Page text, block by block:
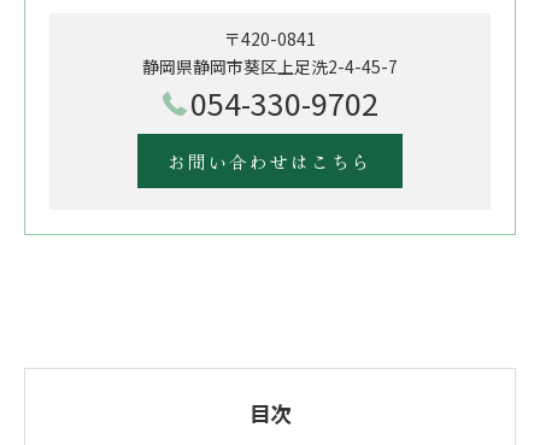
〒420-0841
静岡県静岡市葵区上足洗2-4-45-7
054-330-9702
お問い合わせはこちら
目次